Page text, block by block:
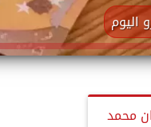
اليوم
محمد